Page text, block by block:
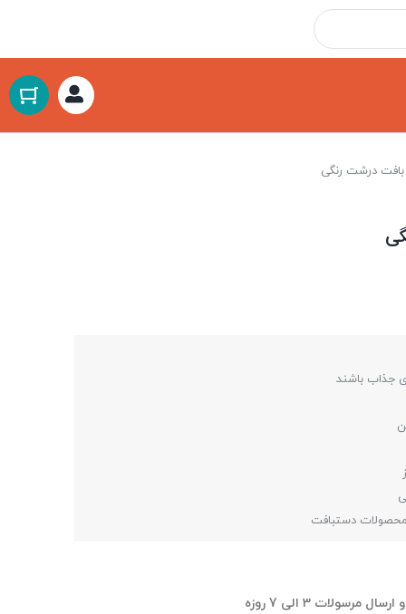
بافت درشت رنگی
جذاب باشند
دستبافت
مرسولات 3 الی 7 روزه